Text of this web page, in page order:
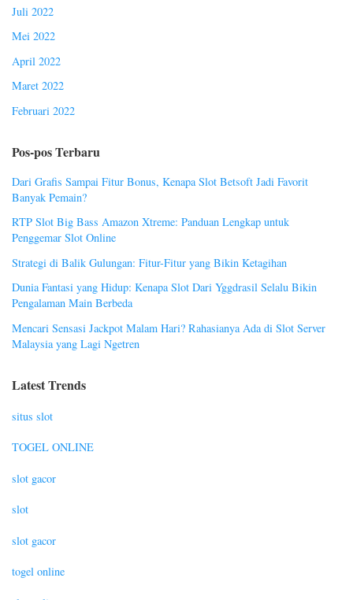
Juli 2022
Mei 2022
April 2022
Maret 2022
Februari 2022
Pos-pos Terbaru
Dari Grafis Sampai Fitur Bonus, Kenapa Slot Betsoft Jadi Favorit
Banyak Pemain?
RTP Slot Big Bass Amazon Xtreme: Panduan Lengkap untuk
Penggemar Slot Online
Strategi di Balik Gulungan: Fitur-Fitur yang Bikin Ketagihan
Dunia Fantasi yang Hidup: Kenapa Slot Dari Yggdrasil Selalu Bikin
Pengalaman Main Berbeda
Mencari Sensasi Jackpot Malam Hari? Rahasianya Ada di Slot Server
Malaysia yang Lagi Ngetren
Latest Trends
situs slot
TOGEL ONLINE
slot gacor
slot
slot gacor
togel online